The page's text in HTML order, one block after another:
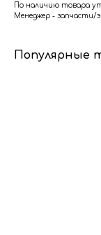
По наличию товара
Менеджер - запчасти/
Популярные